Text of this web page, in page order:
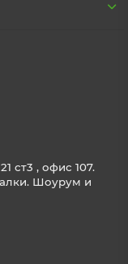
ст3 , офис 107.
Шоурум и